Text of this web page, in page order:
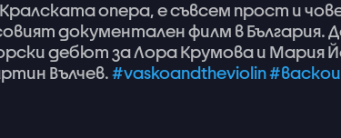
Кралскатаопера,есъвсем прост и
документаленфилм вБългария.
дебют заЛораКрумоваи Мария
Вълчев.#vaskoandtheviolin